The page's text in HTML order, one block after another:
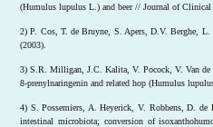
(Humulus lupulus L.) and beer // Journal of
2) P. Cos, T. de Bruyne, S. Apers, D.V. Berghe,
(2003).
3) S.R. Milligan, J.C. Kalita, V. Pocock, V. Van de
8-prenylnaringenin and related hop (Humulus
4) S. Possemiers, A. Heyerick, V. Robbens, D.
intestinal microbiota; conversion of